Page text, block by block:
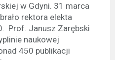
w Gdyni. 31 marca
rektora elekta
Prof. Janusz Zarębski
naukowej
450 publikacji